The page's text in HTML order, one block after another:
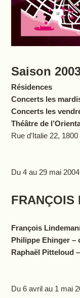
Saison
Résidences
Concerts les
Concerts les
Théâtre de
Rue d’Italie 22,
Du 4 au 29 mai 2004
FRANÇOIS
François
Philippe Ehinger –
Raphaël Pitteloud
Du 6 avril au 1 mai